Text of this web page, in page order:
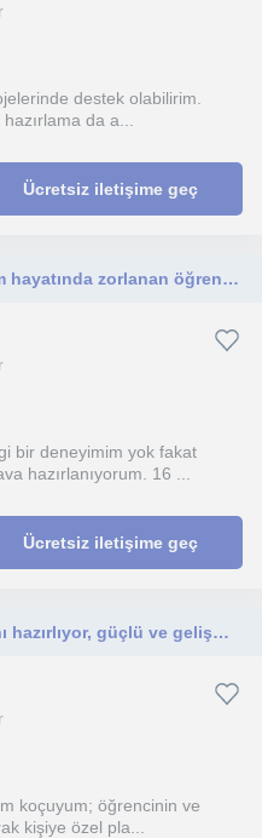
destek olabilirim.
da a...
Ücretsiz iletişime geç
Sınavlara hazırlanan veya eğitim hayatında zorlanan öğrencilere yardımcı olmak isterim
bir deneyimim yok fakat
hazırlanıyorum. 16 ...
Ücretsiz iletişime geç
Her öğrenciye özel çalışma planı hazırlıyor, güçlü ve gelişmesi gereken yönlerini belirliyor, motivasyonlarını yükseltiyorum.
koçuyum; öğrencinin ve
kişiye özel pla...